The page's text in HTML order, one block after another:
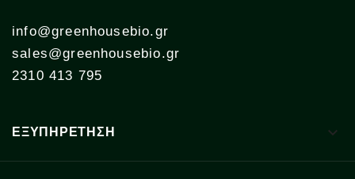
info@greenhousebio.gr
sales@greenhousebio.gr
2310 413 795
ΕΞΥΠΗΡΕΤΗΣΗ 